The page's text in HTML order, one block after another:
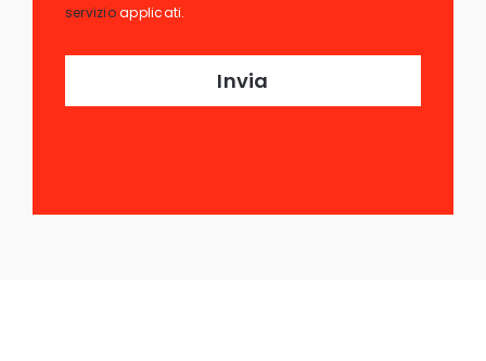
servizioapplicati.